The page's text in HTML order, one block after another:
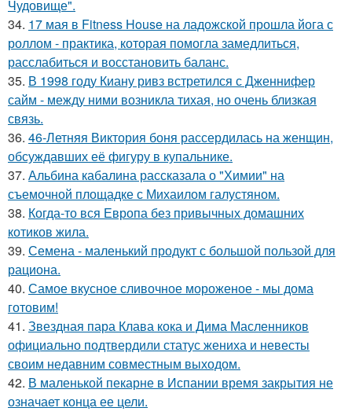
Чудовище".
34. 17 мая в Fitness House на ладожской прошла йога с
роллом - практика, которая помогла замедлиться,
расслабиться и восстановить баланс.
35. В 1998 году Киану ривз встретился с Дженнифер
сайм - между ними возникла тихая, но очень близкая
связь.
36. 46-Летняя Виктория боня рассердилась на женщин,
обсуждавших её фигуру в купальнике.
37. Альбина кабалина рассказала о "Химии" на
съемочной площадке с Михаилом галустяном.
38. Когда-то вся Европа без привычных домашних
котиков жила.
39. Семена - маленький продукт с большой пользой для
рациона.
40. Самое вкусное сливочное мороженое - мы дома
готовим!
41. Звездная пара Клава кока и Дима Масленников
официально подтвердили статус жениха и невесты
своим недавним совместным выходом.
42. В маленькой пекарне в Испании время закрытия не
означает конца ее цели.